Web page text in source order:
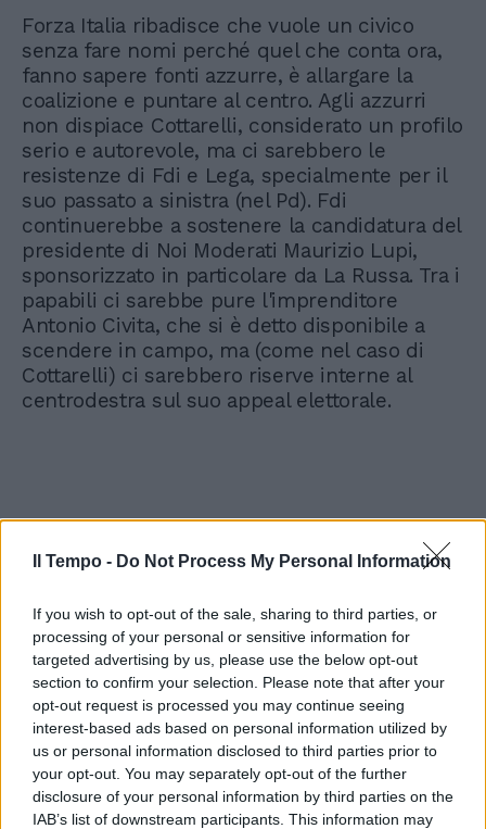
Il Tempo - Do Not Process My Personal Information
If you wish to opt-out of the sale, sharing to third parties, or
processing of your personal or sensitive information for
targeted advertising by us, please use the below opt-out
section to confirm your selection. Please note that after your
opt-out request is processed you may continue seeing
interest-based ads based on personal information utilized by
us or personal information disclosed to third parties prior to
your opt-out. You may separately opt-out of the further
disclosure of your personal information by third parties on the
IAB’s list of downstream participants. This information may
Forza Italia ribadisce che vuole un civico
senza fare nomi perché quel che conta ora,
fanno sapere fonti azzurre, è allargare la
coalizione e puntare al centro. Agli azzurri
non dispiace Cottarelli, considerato un profilo
serio e autorevole, ma ci sarebbero le
resistenze di Fdi e Lega, specialmente per il
suo passato a sinistra (nel Pd). Fdi
continuerebbe a sostenere la candidatura del
presidente di Noi Moderati Maurizio Lupi,
sponsorizzato in particolare da La Russa. Tra i
papabili ci sarebbe pure l'imprenditore
Antonio Civita, che si è detto disponibile a
scendere in campo, ma (come nel caso di
Cottarelli) ci sarebbero riserve interne al
centrodestra sul suo appeal elettorale.